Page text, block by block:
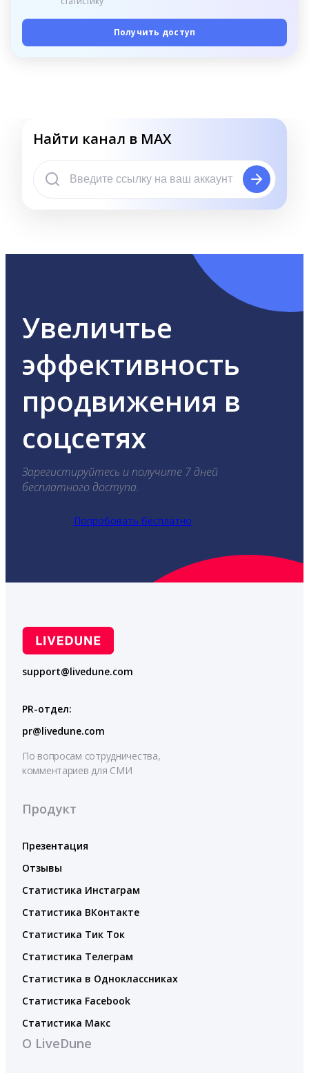
Получить доступ
Найти канал в MAX
Увеличтье
эффективность
продвижения в
соцсетях
Зарегистируйтесь и получите 7 дней
бесплатного доступа.
Попробовать бесплатно
support@livedune.com
PR-отдел:
pr@livedune.com
По вопросам сотрудничества,
комментариев для СМИ
Продукт
Презентация
Отзывы
Статистика Инстаграм
Статистика ВКонтакте
Статистика Тик Ток
Статистика Телеграм
Статистика в Одноклассниках
Статистика Facebook
Статистика Макс
О LiveDune